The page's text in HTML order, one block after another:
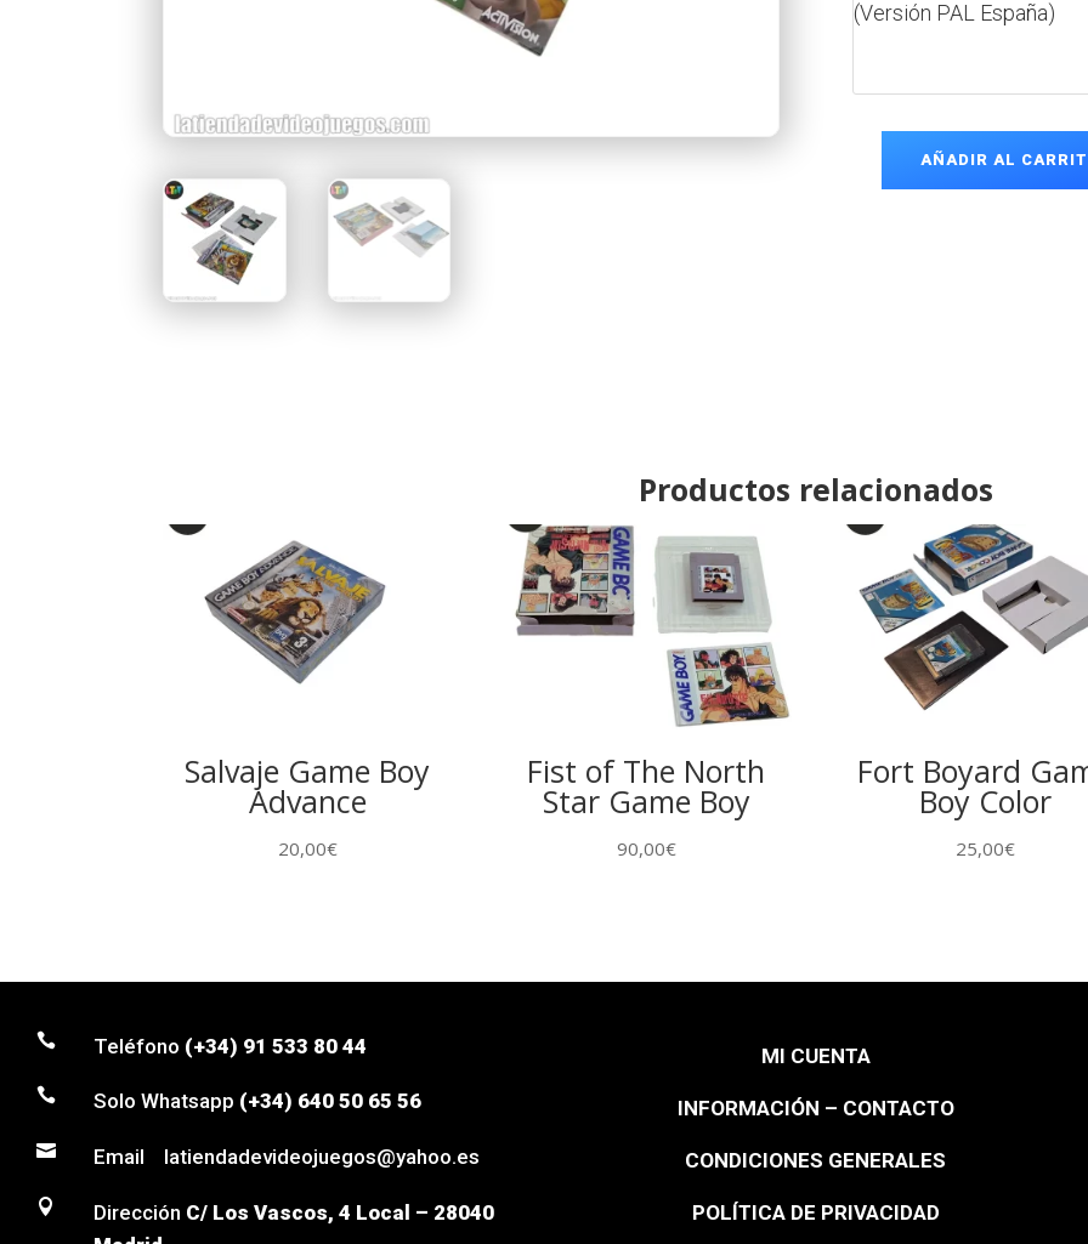
(Versión PAL España)
Madagascar
AÑADIR AL
Productos relacionados
Salvaje Game Boy
Advance
20,00€
Fist of The North
Star Game Boy
90,00€
Fort Boyard
Boy Color
25,00€
 Teléfono (+34) 91 533 80 44
 Solo Whatsapp (+34) 640 50 65 56
 Email latiendadevideojuegos@yahoo.es
 Dirección C/ Los Vascos, 4 Local – 28040
MI CUENTA
INFORMACIÓN – CONTACTO
CONDICIONES GENERALES
POLÍTICA DE PRIVACIDAD